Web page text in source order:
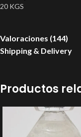
20 KGS
Valoraciones (144)
Shipping & Delivery
Productos